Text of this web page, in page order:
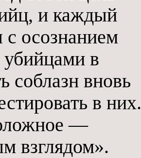
и каждый
осознанием
убийцами в
соблазн вновь
в них.
—
взглядом».